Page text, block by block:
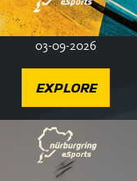
03-09-2026
EXPLORE